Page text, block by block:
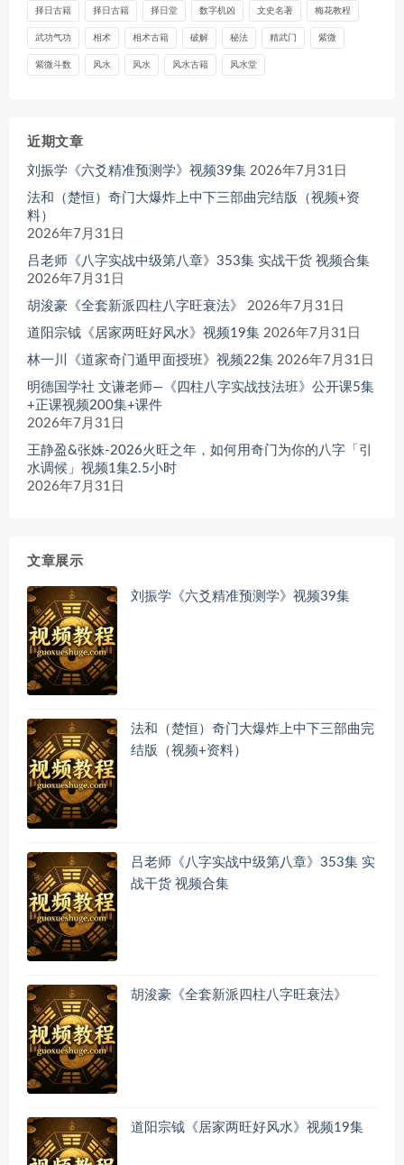
择日古籍 择日古籍 择日堂 数字机凶 文史名著 梅花教程
武功气功 相术 相术古籍 破解 秘法 精武门 紫微
紫微斗数 风水 风水 风水古籍 风水堂
近期文章
刘振学《六爻精准预测学》视频39集 2026年7月31日
法和（楚恒）奇门大爆炸上中下三部曲完结版（视频+资
料）
2026年7月31日
吕老师《八字实战中级第八章》353集 实战干货 视频合集
2026年7月31日
胡浚豪《全套新派四柱八字旺衰法》
2026年7月31日
道阳宗钺《居家两旺好风水》视频19集 2026年7月31日
林一川《道家奇门遁甲面授班》视频22集 2026年7月31日
明德国学社 文谦老师—《四柱八字实战技法班》公开课5集
+正课视频200集+课件
2026年7月31日
王静盈&张姝-2026火旺之年，如何用奇门为你的八字「引
水调候」视频1集2.5小时
2026年7月31日
文章展示
刘振学《六爻精准预测学》视频39集
法和（楚恒）奇门大爆炸上中下三部曲完
结版（视频+资料）
吕老师《八字实战中级第八章》353集 实
战干货 视频合集
胡浚豪《全套新派四柱八字旺衰法》
道阳宗钺《居家两旺好风水》视频19集